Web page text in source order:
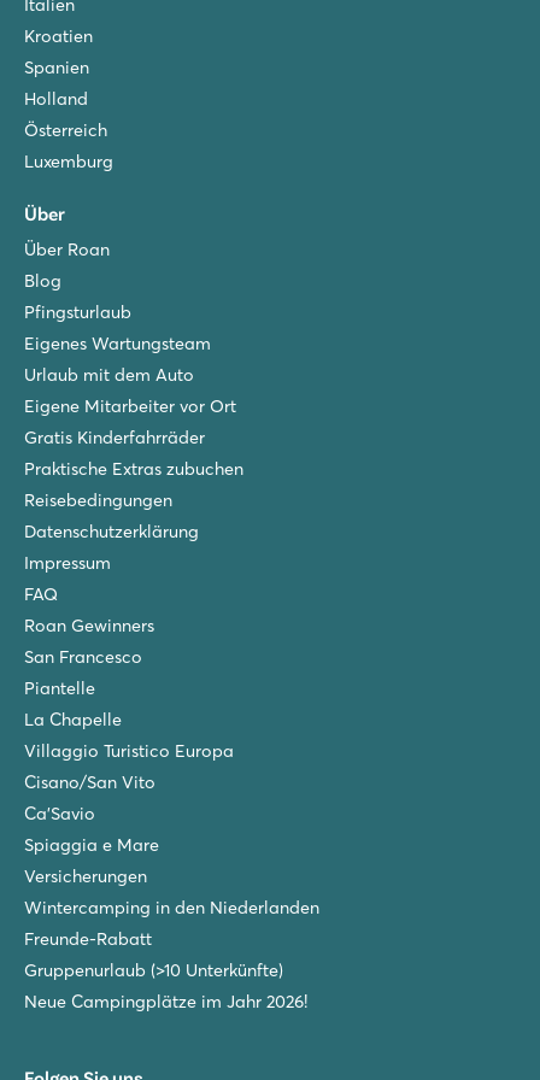
★ ★
Spielerischer Poolbereich mit Rutschen
Lodgezelte auf schattigen Stellplätzen
Orbetello Family Collection
Italien - Mittel- und Süditalien - Toskana - Albinia
★ ★
Poolbereich mit Kinderbecken und Whirlpool
Mobilheime auf schattigen Stellplätzen am Pool
Italien
Kroatien
Spanien
Holland
Österreich
Luxemburg
Über
Über Roan
Blog
Pfingsturlaub
Eigenes Wartungsteam
Urlaub mit dem Auto
Eigene Mitarbeiter vor Ort
Gratis Kinderfahrräder
Praktische Extras zubuchen
Reisebedingungen
Datenschutzerklärung
Impressum
FAQ
Roan Gewinners
San Francesco
Piantelle
La Chapelle
Villaggio Turistico Europa
Cisano/San Vito
Ca'Savio
Spiaggia e Mare
Versicherungen
Wintercamping in den Niederlanden
Freunde-Rabatt
Gruppenurlaub (>10 Unterkünfte)
Neue Campingplätze im Jahr 2026!